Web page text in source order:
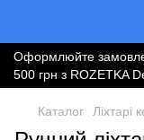
Оформлюйте
500 грн з ROZETKA
Каталог Ліхтарі